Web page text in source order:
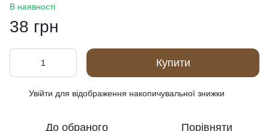
В наявності
38 грн
Купити
Увійти для відображення накопичувальної знижки
До обраного Порівняти